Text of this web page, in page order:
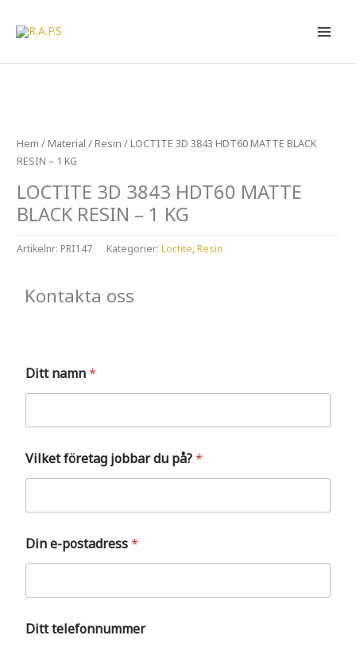
innehåll
Hem / Material / Resin / LOCTITE 3D 3843 HDT60 MATTE BLACK
RESIN – 1 KG
LOCTITE 3D 3843 HDT60 MATTE
BLACK RESIN – 1 KG
Artikelnr: PRI147 Kategorier:Loctite,Resin
Kontakta oss
Ditt namn*
Vilket företag jobbar du på?*
Din e-postadress*
Ditt telefonnummer